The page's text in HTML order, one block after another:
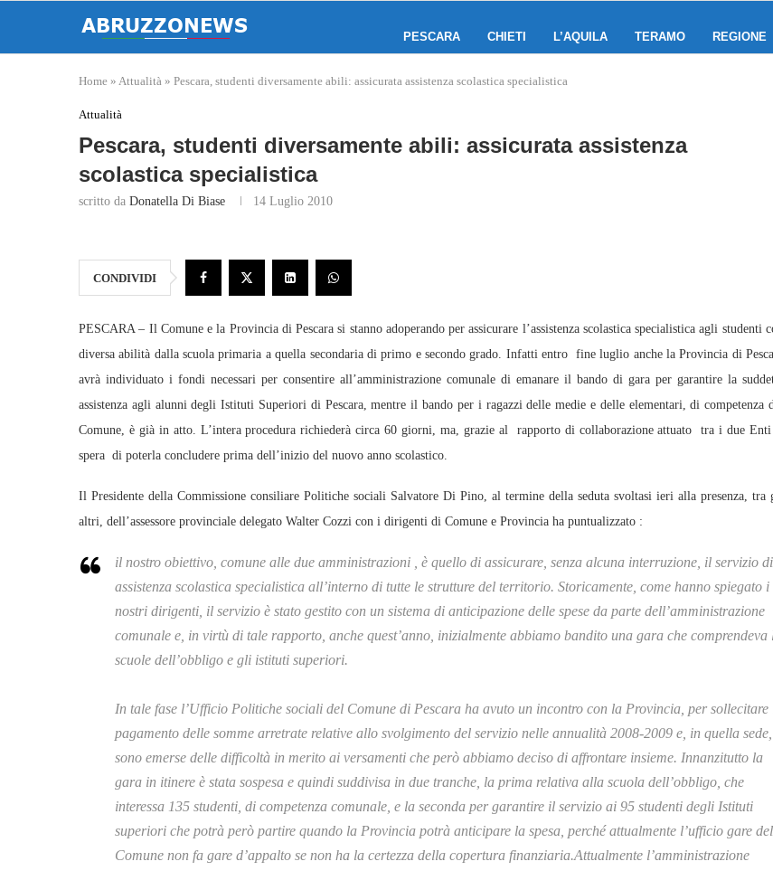
PESCARA CHIETI L’AQUILA TERAMO REGIONE
Home » Attualità » Pescara, studenti diversamente abili: assicurata assistenza scolastica specialistica
Attualità
Pescara, studenti diversamente abili: assicurata assistenza
scolastica specialistica
scritto da Donatella Di Biase 14 Luglio 2010
CONDIVIDI
PESCARA – Il Comune e la Provincia di Pescara si stanno adoperando per assicurare l’assistenza scolastica specialistica agli studenti
diversa abilità dalla scuola primaria a quella secondaria di primo e secondo grado. Infatti entro fine luglio anche la Provincia di
avrà individuato i fondi necessari per consentire all’amministrazione comunale di emanare il bando di gara per garantire la
assistenza agli alunni degli Istituti Superiori di Pescara, mentre il bando per i ragazzi delle medie e delle elementari, di competenza
Comune, è già in atto. L’intera procedura richiederà circa 60 giorni, ma, grazie al rapporto di collaborazione attuato tra i due
spera di poterla concludere prima dell’inizio del nuovo anno scolastico.
Il Presidente della Commissione consiliare Politiche sociali Salvatore Di Pino, al termine della seduta svoltasi ieri alla presenza, tra
altri, dell’assessore provinciale delegato Walter Cozzi con i dirigenti di Comune e Provincia ha puntualizzato :
il nostro obiettivo, comune alle due amministrazioni , è quello di assicurare, senza alcuna interruzione, il servizio di
assistenza scolastica specialistica all’interno di tutte le strutture del territorio. Storicamente, come hanno spiegato i
nostri dirigenti, il servizio è stato gestito con un sistema di anticipazione delle spese da parte dell’amministrazione
comunale e, in virtù di tale rapporto, anche quest’anno, inizialmente abbiamo bandito una gara che comprendeva
scuole dell’obbligo e gli istituti superiori.
In tale fase l’Ufficio Politiche sociali del Comune di Pescara ha avuto un incontro con la Provincia, per sollecitare
pagamento delle somme arretrate relative allo svolgimento del servizio nelle annualità 2008-2009 e, in quella sede,
sono emerse delle difficoltà in merito ai versamenti che però abbiamo deciso di affrontare insieme. Innanzitutto la
gara in itinere è stata sospesa e quindi suddivisa in due tranche, la prima relativa alla scuola dell’obbligo, che
interessa 135 studenti, di competenza comunale, e la seconda per garantire il servizio ai 95 studenti degli Istituti
superiori che potrà però partire quando la Provincia potrà anticipare la spesa, perché attualmente l’ufficio gare del
Comune non fa gare d’appalto se non ha la certezza della copertura finanziaria.Attualmente l’amministrazione